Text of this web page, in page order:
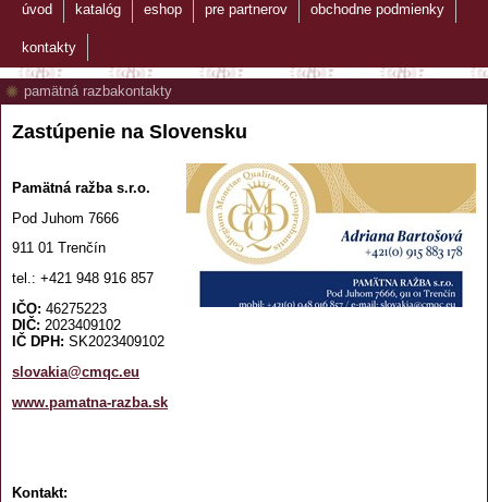
úvod katalóg eshop pre partnerov obchodne podmienky
kontakty
pamätná razbakontakty
Zastúpenie na Slovensku
Pamätná ražba s.r.o.
Pod Juhom 7666
911 01 Trenčín
tel.: +421 948 916 857
IČO: 46275223
DIČ: 2023409102
IČ DPH: SK2023409102
slovakia@cmqc.eu
www.pamatna-razba.sk
Kontakt: